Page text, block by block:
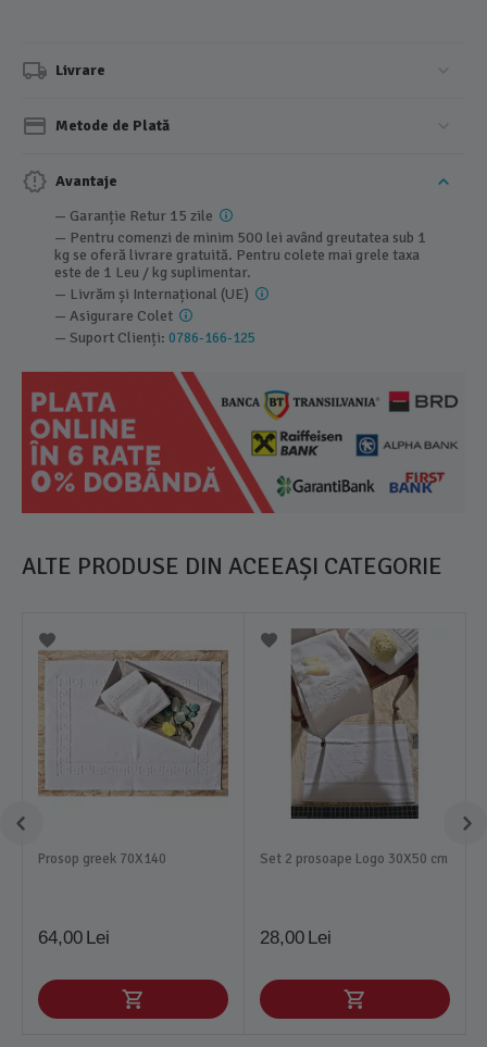
Livrare
Metode de Plată
Avantaje
— Garanție Retur 15 zile
— Pentru comenzi de minim 500 lei având greutatea sub 1
kg se oferă livrare gratuită. Pentru colete mai grele taxa
este de 1 Leu / kg suplimentar.
— Livrăm și Internațional (UE)
— Asigurare Colet
— Suport Clienți:0786-166-125
ALTE PRODUSE DIN ACEEAȘI CATEGORIE
Prosop greek 70X140
64,00 Lei
Set 2 prosoape Logo 30X50 cm
28,00 Lei